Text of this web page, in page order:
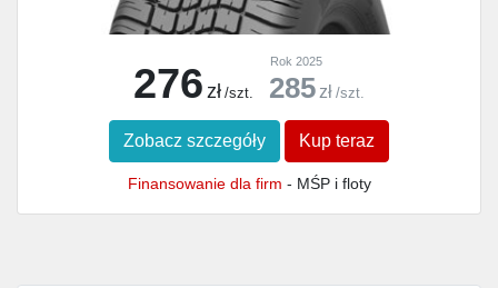
276 zł /szt.
Rok 2025
285 zł /szt.
Zobacz szczegóły Kup teraz
Finansowanie dla firm - MŚP i floty